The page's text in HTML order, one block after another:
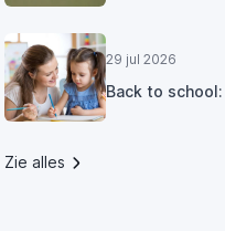
29 jul 2026
Back to
Zie alles